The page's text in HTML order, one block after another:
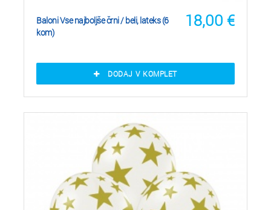
18,00 €
Baloni Vse najboljše črni / beli, lateks (6
kom)
DODAJ V KOMPLET